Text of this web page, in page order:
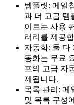
템플릿: 메일
과 더 고급 템
이트는 사용
러리를 제공
자동화: 둘 다
동화는 무료
프의 고급 자
제됩니다.
목록 관리: 메
및 목록 구성